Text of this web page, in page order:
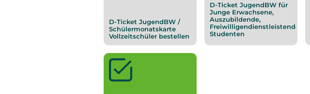
D-Ticket JugendBW /
Schülermonatskarte
Vollzeitschüler bestellen
D-Ticket JugendBW für
Junge Erwachsene,
Auszubildende,
Freiwilligendienstleistende,
Studenten